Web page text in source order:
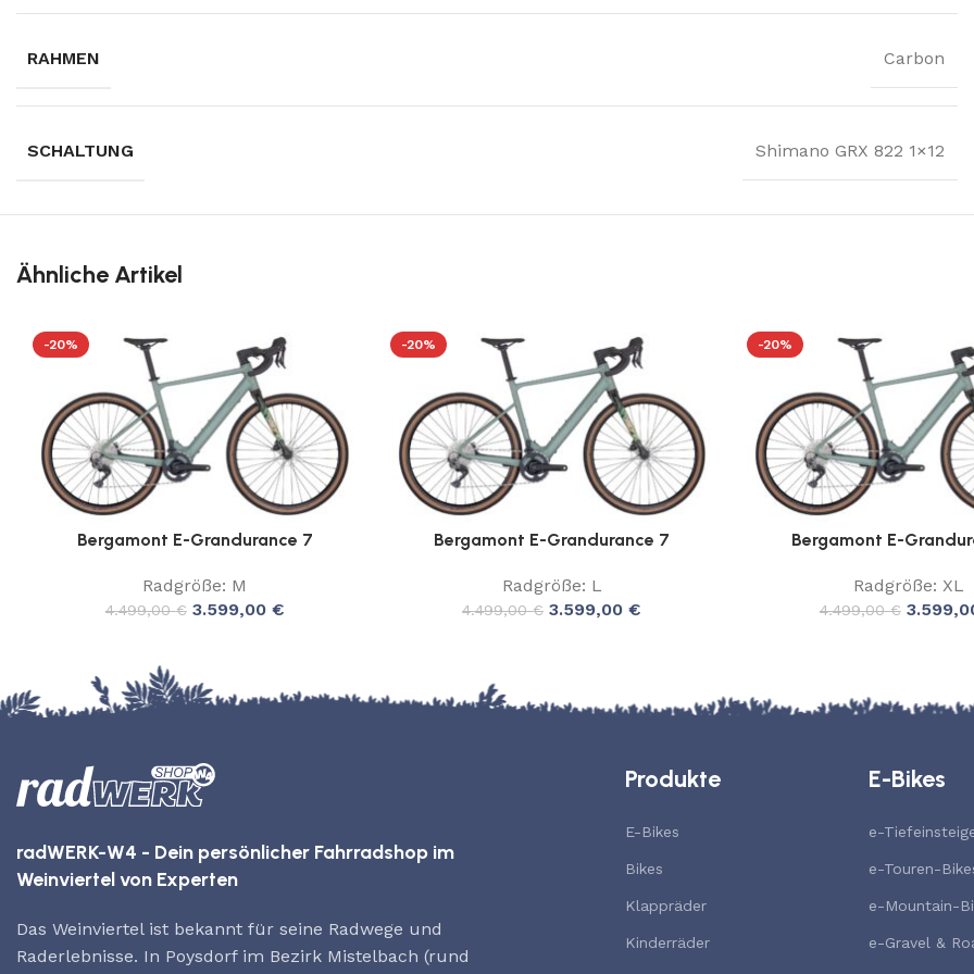
RAHMEN Carbon
SCHALTUNG Shimano GRX 822 1×12
Ähnliche Artikel
-20%
Bergamont E-Grandurance 7
Radgröße: M
4.499,00€ 3.599,00 €
-20%
Bergamont E-Grandurance 7
Radgröße: L
4.499,00€ 3.599,00€
-20%
Bergamont E-
Radgröße: XL
4.499,00€
radWERK-W4 - Dein persönlicher Fahrradshop im
Weinviertel von Experten
Das Weinviertel ist bekannt für seine Radwege und
Raderlebnisse. In Poysdorf im Bezirk Mistelbach (rund
Produkte
E-Bikes
Bikes
Klappräder
Kinderräder
E-Bikes
e-
e-Touren-
e-Mountain-
e-Gravel &